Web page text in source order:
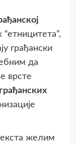
грађански
да
врсте
желим